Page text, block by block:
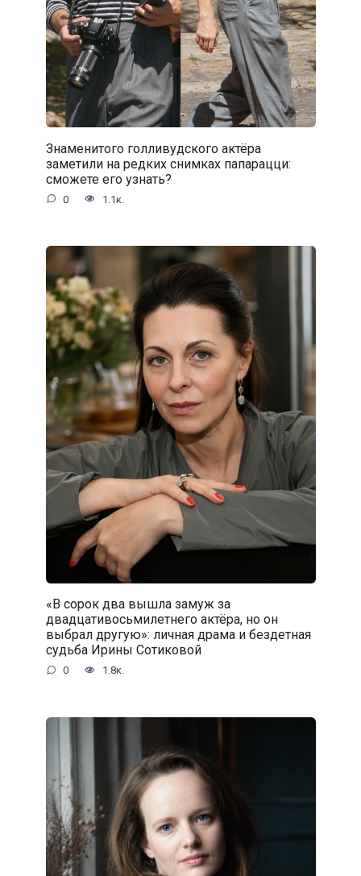
Знаменитого голливудского актёра
заметили на редких снимках папарацци:
сможете его узнать?
0 1.1к.
«В сорок два вышла замуж за
двадцативосьмилетнего актёра, но он
выбрал другую»: личная драма и бездетная
судьба Ирины Сотиковой
0 1.8к.